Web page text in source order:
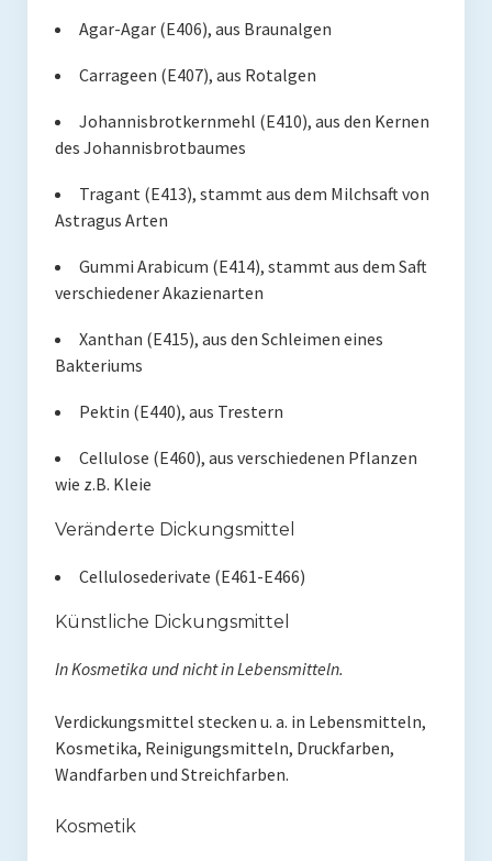
Agar-Agar (E406), aus Braunalgen
Carrageen (E407), aus Rotalgen
Johannisbrotkernmehl (E410), aus den Kernen
des Johannisbrotbaumes
Tragant (E413), stammt aus dem Milchsaft von
Astragus Arten
Gummi Arabicum (E414), stammt aus dem Saft
verschiedener Akazienarten
Xanthan (E415), aus den Schleimen eines
Bakteriums
Pektin (E440), aus Trestern
Cellulose (E460), aus verschiedenen Pflanzen
wie z.B. Kleie
Veränderte Dickungsmittel
Cellulosederivate (E461-E466)
Künstliche Dickungsmittel
In Kosmetika und nicht in Lebensmitteln.
Verdickungsmittel stecken u. a. in Lebensmitteln,
Kosmetika, Reinigungsmitteln, Druckfarben,
Wandfarben und Streichfarben.
Kosmetik